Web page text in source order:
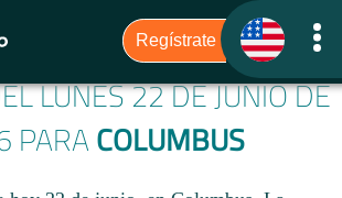
LUNES 22 DE JUNIO DE
PARA COLUMBUS